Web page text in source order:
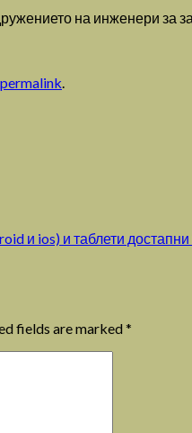
на инженери за
permalink.
и ios) и таблети достапни
fields are marked*